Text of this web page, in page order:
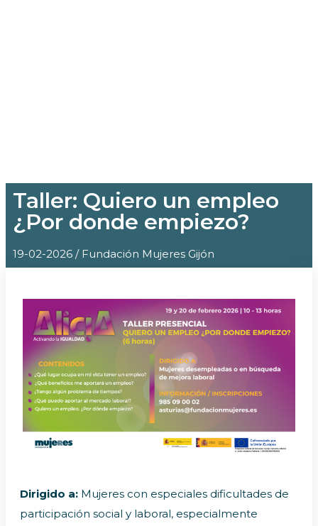
Taller: Quiero un empleo
¿Por donde empiezo?
19-02-2026 / Fundación Mujeres Gijón
Dirigido a: Mujeres con especiales dificultades de
participación social y laboral, especialmente